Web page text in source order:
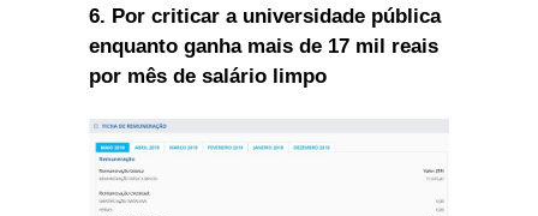
6. Por criticar a universidade pública
enquanto ganha mais de 17 mil reais
por mês de salário limpo